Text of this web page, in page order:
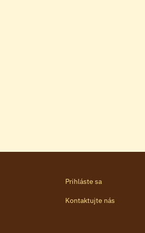
Prihláste sa
Kontaktujte nás